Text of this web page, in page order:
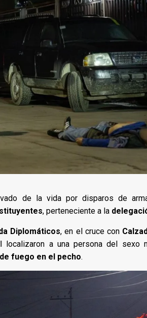
de la vida por disparos de
, perteneciente a la
Diplomáticos, en el cruce con
localizaron a una persona del sexo
fuego en el pecho.